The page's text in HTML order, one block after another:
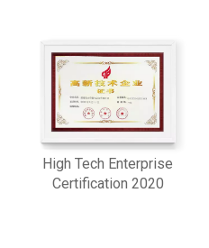
High Tech Enterprise
Certification 2020